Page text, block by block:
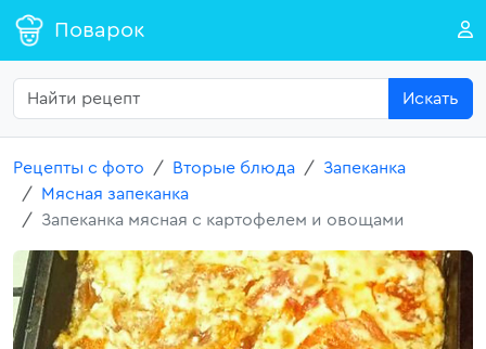
Поварок
Искать
Рецепты с фото Вторые блюда
Запеканка
Мясная запеканка
Запеканка мясная с картофелем и овощами